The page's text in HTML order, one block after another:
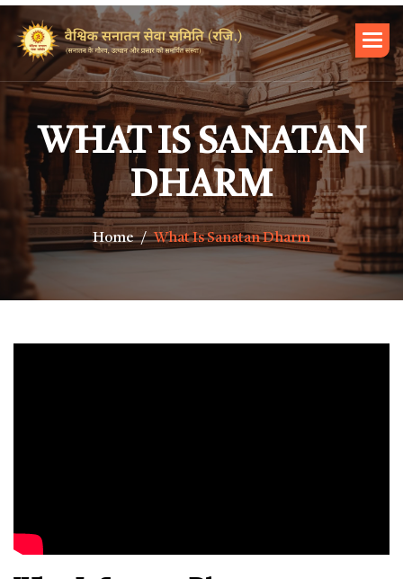
WHAT IS SANATAN
DHARM
Home What Is Sanatan Dharm